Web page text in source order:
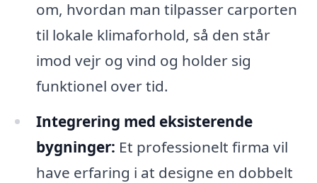
om, hvordan man tilpasser carporten
til lokale klimaforhold, så den står
imod vejr og vind og holder sig
funktionel over tid.
Integrering med eksisterende
bygninger: Et professionelt firma vil
have erfaring i at designe en dobbelt